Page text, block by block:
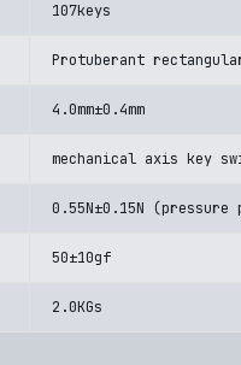
107keys
Protuberant
4.0mm±0.4mm
mechanical axis key
0.55N±0.15N
50±10gf
2.0KGs